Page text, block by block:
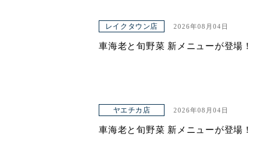
レイクタウン店 2026年08月04日
車海老と旬野菜 新メニューが登場！
ヤエチカ店 2026年08月04日
車海老と旬野菜 新メニューが登場！